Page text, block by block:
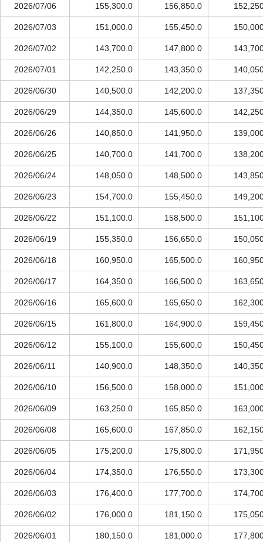
2026/07/06 155,300.0 156,850.0
2026/07/03 151,000.0 155,450.0
2026/07/02 143,700.0 147,800.0
2026/07/01 142,250.0 143,350.0
2026/06/30 140,500.0 142,200.0
2026/06/29 144,350.0 145,600.0
2026/06/26 140,850.0 141,950.0
2026/06/25 140,700.0 141,700.0
2026/06/24 148,050.0 148,500.0
2026/06/23 154,700.0 155,450.0
2026/06/22 151,100.0 158,500.0
2026/06/19 155,350.0 156,650.0
2026/06/18 160,950.0 165,500.0
2026/06/17 164,350.0 166,500.0
2026/06/16 165,600.0 165,650.0
2026/06/15 161,800.0 164,900.0
2026/06/12 155,100.0 155,600.0
2026/06/11 140,900.0 148,350.0
2026/06/10 156,500.0 158,000.0
2026/06/09 163,250.0 165,850.0
2026/06/08 165,600.0 167,850.0
2026/06/05 175,200.0 175,800.0
2026/06/04 174,350.0 176,550.0
2026/06/03 176,400.0 177,700.0
2026/06/02 176,000.0 181,150.0
2026/06/01 180,150.0 181,000.0